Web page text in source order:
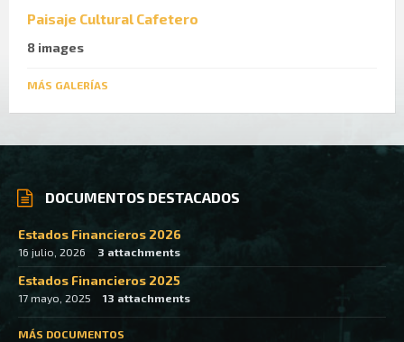
Paisaje Cultural Cafetero
8 images
MÁS GALERÍAS
DOCUMENTOS DESTACADOS
Estados Financieros 2026
16 julio, 2026 3 attachments
Estados Financieros 2025
17 mayo, 2025 13 attachments
MÁS DOCUMENTOS